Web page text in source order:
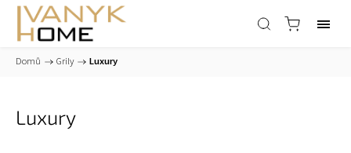
Domů / Grily / Luxury
Luxury